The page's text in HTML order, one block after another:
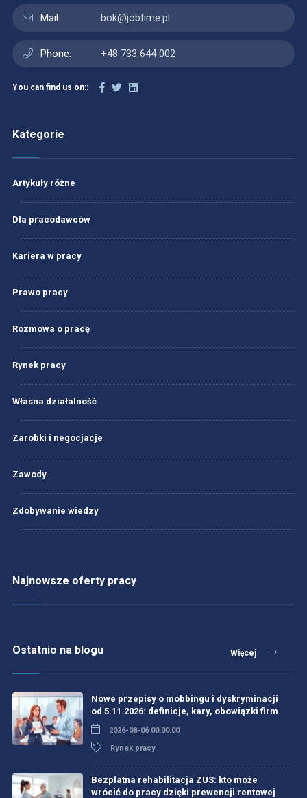
Mail: bok@jobtime.pl
Phone: +48 733 644 002
You can find us on::
Kategorie
Artykuły różne
Dla pracodawców
Kariera w pracy
Prawo pracy
Rozmowa o pracę
Rynek pracy
Własna działalność
Zarobki i negocjacje
Zawody
Zdobywanie wiedzy
Najnowsze oferty pracy
Ostatnio na blogu Więcej
Nowe przepisy o mobbingu i dyskryminacji
od 5.11.2026: definicje, kary, obowiązki firm
2026-08-06 00:00:00
Rynek pracy
Bezpłatna rehabilitacja ZUS: kto może
wrócić do pracy dzięki prewencji rentowej